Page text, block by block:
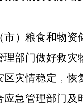
（市）粮食和物资
理部门做好救灾
区灾情稳定，恢
应急管理部门及